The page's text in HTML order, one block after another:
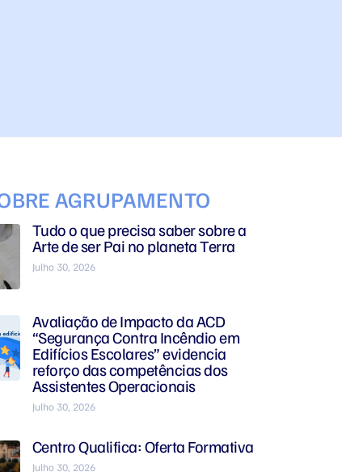
AGRUPAMENTO
Tudo o que precisa saber sobre a
Arte de ser Pai no planeta Terra
Julho 30, 2026
Avaliação de Impacto da ACD
“Segurança Contra Incêndio em
Edifícios Escolares” evidencia
reforço das competências dos
Assistentes Operacionais
Julho 30, 2026
Centro Qualifica: Oferta Formativa
Julho 30, 2026